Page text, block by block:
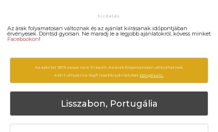
Az árak folyamatosan változnak és az ajánlat kiírásanak időpontjában
érvényesek. Döntsd gyorsan. Ne maradj le a legjobb ajánlatokról, kövess minket
Facebookon!
Az ajánlat 1873 napja nem frissült. Az árak folyamatosan változhatnak,
ezért célszerű a legfrissebb ajánlatokat böngészni.
Lisszabon, Portugália